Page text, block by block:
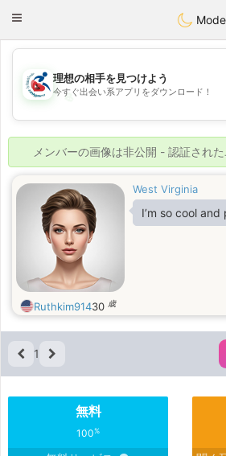
Handi Space
Toggle
Mode
💖
💕
理想の相手を見つけよう
今すぐ出会い系アプリをダウンロード！
メンバーの画像は非公開 - 認証され
West Virginia
I’m so cool
Ruthkim91430 歳
1
無料
100%